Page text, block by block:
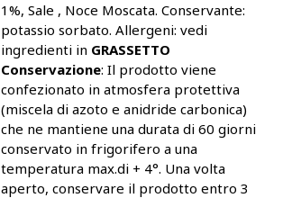
1%, Sale , Noce Moscata. Conservante:
potassio sorbato. Allergeni: vedi
ingredienti in GRASSETTO
Conservazione: Il prodotto viene
confezionato in atmosfera protettiva
(miscela di azoto e anidride carbonica)
che ne mantiene una durata di 60 giorni
conservato in frigorifero a una
temperatura max.di + 4°. Una volta
aperto, conservare il prodotto entro 3